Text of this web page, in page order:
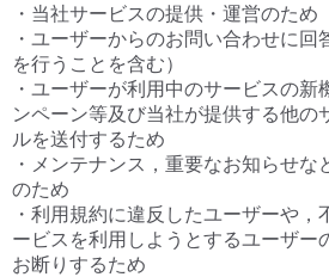
・当社サービスの提供・運営のため
・ユーザーからのお問い合わせに
を行うことを含む）
・ユーザーが利用中のサービスの新
ンペーン等及び当社が提供する他の
ルを送付するため
・メンテナンス，重要なお知らせな
のため
・利用規約に違反したユーザーや，
ービスを利用しようとするユーザー
お断りするため